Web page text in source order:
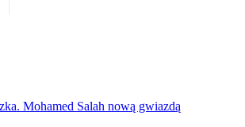
Mohamed Salah nową gwiazdą